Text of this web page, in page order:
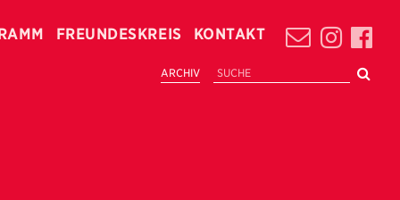
FREUNDESKREIS KONTAKT
ARCHIV